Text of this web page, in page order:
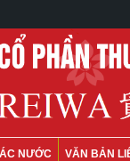
NƯỚC VĂN BẢN